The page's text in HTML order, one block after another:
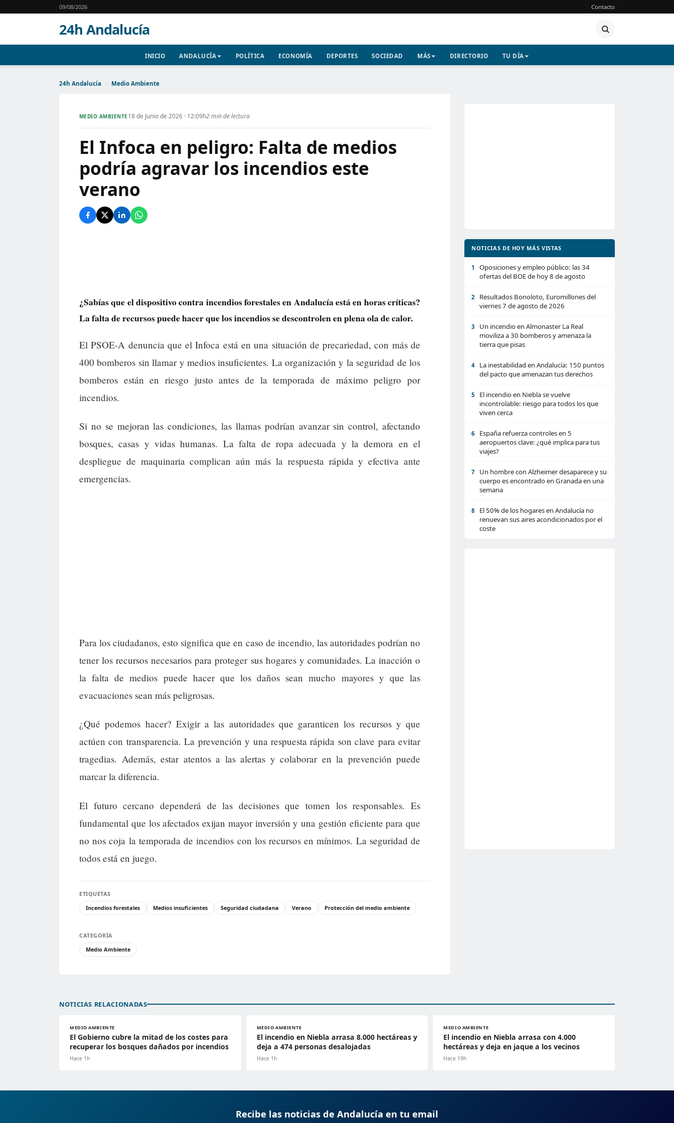
09/08/2026 Contacto
24h Andalucía
INICIO ANDALUCÍA POLÍTICA ECONOMÍA DEPORTES SOCIEDAD MÁS DIRECTORIO TU DÍA
24h Andalucía › Medio Ambiente
MEDIO AMBIENTE 18 de Junio de 2026 · 12:09h2 min de lectura
El Infoca en peligro: Falta de medios
podría agravar los incendios este
verano
¿Sabías que el dispositivo contra incendios forestales en Andalucía está en horas críticas?
La falta de recursos puede hacer que los incendios se descontrolen en plena ola de calor.
El PSOE-A denuncia que el Infoca está en una situación de precariedad, con más de
400 bomberos sin llamar y medios insuficientes. La organización y la seguridad de los
bomberos están en riesgo justo antes de la temporada de máximo peligro por
incendios.
Si no se mejoran las condiciones, las llamas podrían avanzar sin control, afectando
bosques, casas y vidas humanas. La falta de ropa adecuada y la demora en el
despliegue de maquinaria complican aún más la respuesta rápida y efectiva ante
emergencias.
Para los ciudadanos, esto significa que en caso de incendio, las autoridades podrían no
tener los recursos necesarios para proteger sus hogares y comunidades. La inacción o
la falta de medios puede hacer que los daños sean mucho mayores y que las
evacuaciones sean más peligrosas.
¿Qué podemos hacer? Exigir a las autoridades que garanticen los recursos y que
actúen con transparencia. La prevención y una respuesta rápida son clave para evitar
tragedias. Además, estar atentos a las alertas y colaborar en la prevención puede
marcar la diferencia.
El futuro cercano dependerá de las decisiones que tomen los responsables. Es
fundamental que los afectados exijan mayor inversión y una gestión eficiente para que
no nos coja la temporada de incendios con los recursos en mínimos. La seguridad de
todos está en juego.
ETIQUETAS
Incendios forestales
Medios insuficientes Seguridad ciudadana Verano Protección del medio ambiente
CATEGORÍA
Medio Ambiente
NOTICIAS DE HOY MÁS VISTAS
1
Oposiciones y empleo público: las 34
ofertas del BOE de hoy 8 de agosto
2
Resultados Bonoloto, Euromillones del
viernes 7 de agosto de 2026
3
Un incendio en Almonaster La Real
moviliza a 30 bomberos y amenaza la
tierra que pisas
4
La inestabilidad en Andalucía: 150 puntos
del pacto que amenazan tus derechos
5
El incendio en Niebla se vuelve
incontrolable: riesgo para todos los que
viven cerca
6
España refuerza controles en 5
aeropuertos clave: ¿qué implica para tus
viajes?
7
Un hombre con Alzheimer desaparece y su
cuerpo es encontrado en Granada en una
semana
8
El 50% de los hogares en Andalucía no
renuevan sus aires acondicionados por el
coste
NOTICIAS RELACIONADAS
MEDIO AMBIENTE
El Gobierno cubre la mitad de los costes para
recuperar los bosques dañados por incendios
Hace 1h
MEDIO AMBIENTE
El incendio en Niebla arrasa 8.000 hectáreas y
deja a 474 personas desalojadas
Hace 1h
MEDIO AMBIENTE
El incendio en Niebla arrasa con 4.000
hectáreas y deja en jaque a los vecinos
Hace 19h
Recibe las noticias de Andalucía en tu email